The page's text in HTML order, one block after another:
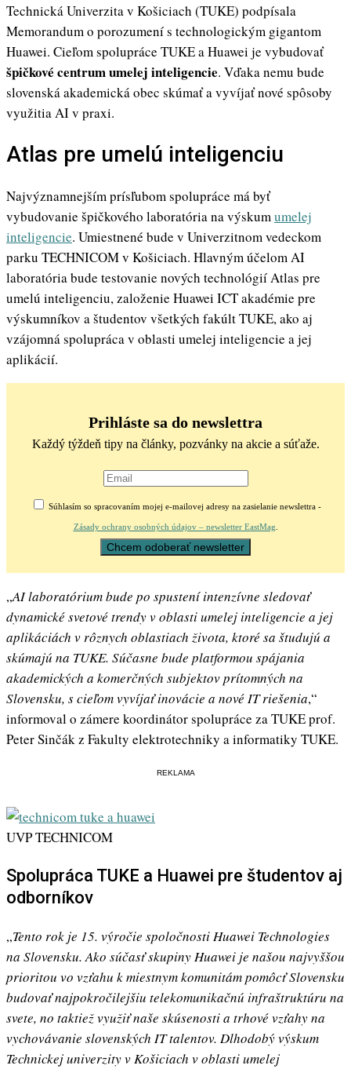
Technická Univerzita v Košiciach (TUKE) podpísala
Memorandum o porozumení s technologickým gigantom
Huawei. Cieľom spolupráce TUKE a Huawei je vybudovať
špičkové centrum umelej inteligencie. Vďaka nemu bude
slovenská akademická obec skúmať a vyvíjať nové spôsoby
využitia AI v praxi.
Atlas pre umelú inteligenciu
Najvýznamnejším prísľubom spolupráce má byť
vybudovanie špičkového laboratória na výskumumelej
inteligencie. Umiestnené bude v Univerzitnom vedeckom
parku TECHNICOM v Košiciach. Hlavným účelom AI
laboratória bude testovanie nových technológií Atlas pre
umelú inteligenciu, založenie Huawei ICT akadémie pre
výskumníkov a študentov všetkých fakúlt TUKE, ako aj
vzájomná spolupráca v oblasti umelej inteligencie a jej
aplikácií.
Prihláste sa do newslettra
Každý týždeň tipy na články, pozvánky na akcie a súťaže.
Súhlasím so spracovaním mojej e-mailovej adresy na zasielanie newslettra -
Zásady ochrany osobných údajov – newsletter EastMag
„AI laboratórium bude po spustení intenzívne sledovať
dynamické svetové trendy v oblasti umelej inteligencie a jej
aplikáciách v rôznych oblastiach života, ktoré sa študujú a
skúmajú na TUKE. Súčasne bude platformou spájania
akademických a komerčných subjektov prítomných na
Slovensku, s cieľom vyvíjať inovácie a nové IT riešenia,“
informoval o zámere koordinátor spolupráce za TUKE prof.
Peter Sinčák z Fakulty elektrotechniky a informatiky TUKE.
REKLAMA
UVP TECHNICOM
Spolupráca TUKE a Huawei pre študentov aj
odborníkov
„Tento rok je 15. výročie spoločnosti Huawei Technologies
na Slovensku. Ako súčasť skupiny Huawei je našou najvyššou
prioritou vo vzťahu k miestnym komunitám pomôcť Slovensku
budovať najpokročilejšiu telekomunikačnú infraštruktúru na
svete, no taktiež využiť naše skúsenosti a trhové vzťahy na
vychovávanie slovenských IT talentov. Dlhodobý výskum
Technickej univerzity v Košiciach v oblasti umelej